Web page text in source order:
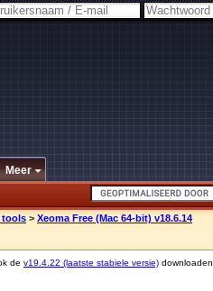
Meer
tools > Xeoma Free (Mac 64-bit) v18.6.14
de v19.4.22 (laatste stabiele versie) downloaden.